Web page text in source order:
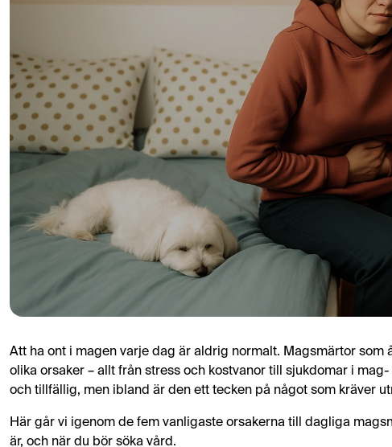
Att ha ont i magen varje dag är aldrig normalt. Magsmärtor som
olika orsaker – allt från stress och kostvanor till sjukdomar i
och tillfällig, men ibland är den ett tecken på något som kräver
Här går vi igenom de fem vanligaste orsakerna till dagliga
är, och när du bör söka vård.